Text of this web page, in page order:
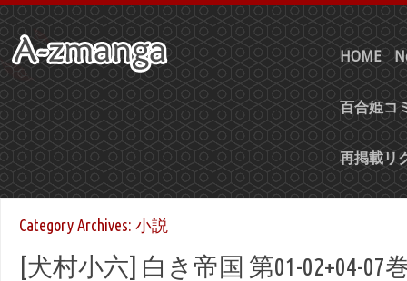
HOME
百合姫コ
再掲載リ
Category Archives: 小説
[犬村小六] 白き帝国 第01-02+04-07